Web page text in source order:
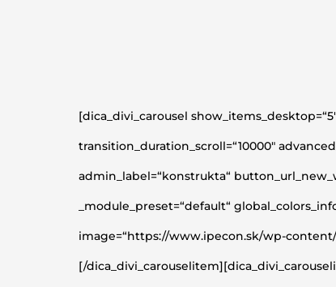
[dica_divi_carousel
transition_duration_scroll=“10000″
admin_label=“konstrukta“
_module_preset=“default“
image=“https://www.ipecon.sk/wp-content/
[/